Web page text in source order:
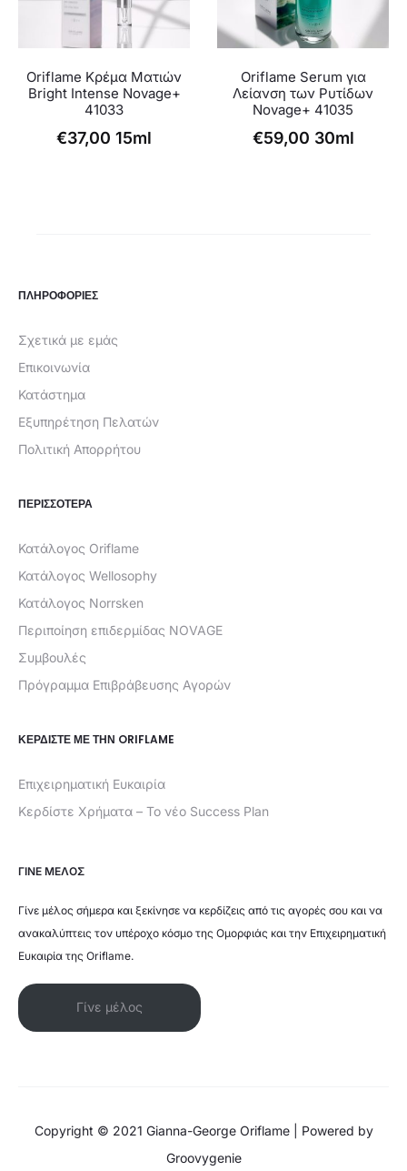
Oriflame Kρέμα Ματιών
Bright Intense Novage+
41033
€37,00 15ml
Oriflame Serum για
Λείανση των Ρυτίδων
Novage+ 41035
€59,00 30ml
ΠΛΗΡΟΦΟΡΙΕΣ
Σχετικά με εμάς
Επικοινωνία
Κατάστημα
Εξυπηρέτηση Πελατών
Πολιτική Απορρήτου
ΠΕΡΙΣΣΟΤΕΡΑ
Κατάλογος Oriflame
Κατάλογος Wellosophy
Κατάλογος Norrsken
Περιποίηση επιδερμίδας NOVAGE
Συμβουλές
Πρόγραμμα Επιβράβευσης Αγορών
ΚΕΡΔΊΣΤΕ ΜΕ ΤΗΝ ORIFLAME
Επιχειρηματική Ευκαιρία
Κερδίστε Χρήματα – Το νέο Success Plan
ΓΙΝΕ ΜΕΛΟΣ
Γίνε μέλος σήμερα και ξεκίνησε να κερδίζεις από τις αγορές σου και να
ανακαλύπτεις τον υπέροχο κόσμο της Ομορφιάς και την Επιχειρηματική
Ευκαιρία της Oriflame.
Γίνε μέλος
Copyright © 2021 Gianna-George Oriflame | Powered by
Groovygenie